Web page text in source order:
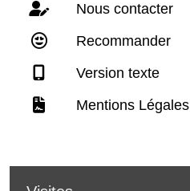
Nous contacter
Recommander
Version texte
Mentions Légales